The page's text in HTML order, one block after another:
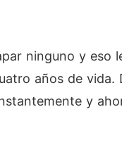
ninguno y eso
años de vida.
y